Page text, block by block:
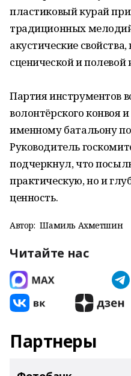
пластиковый курай
традиционных
акустические
сценической и полевой
Партия инструментов
волонтёрского конвоя
именному батальону
Руководитель
подчеркнул, что
практическую, но и
ценность.
Автор: Шамиль Ахметшин
Читайте нас
Партнеры